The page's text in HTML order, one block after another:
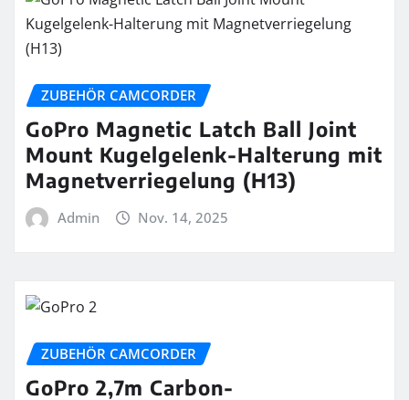
ZUBEHÖR CAMCORDER
GoPro Magnetic Latch Ball Joint
Mount Kugelgelenk-Halterung mit
Magnetverriegelung (H13)
Admin Nov. 14, 2025
ZUBEHÖR CAMCORDER
GoPro 2,7m Carbon-